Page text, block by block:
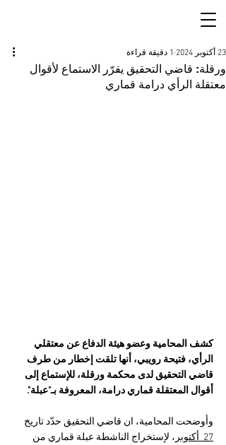
ورقلة: قاضي التحقيق يقرّر الاستماع لأقوال
معتقلة الرأي درامة قماري
23 أكتوبر 2024 1 دقيقة قراءة
كشف المحامية وعضو هيئة الدفاع عن معتقلي
الرأي، فتيحة رويبي، أنها تلقت إخطار من طرف
قاضي التحقيق لدى محكمة ورقلة، للإستماع إلى
أقوال المعتقلة قماري درامة، المعروفة بـ"عبلة".
وأوضحت المحامية، ان قاضي التحقيق حدّد تاريخ
27  أكتوبر
، لإستخراج الناشطة عبلة قماري من